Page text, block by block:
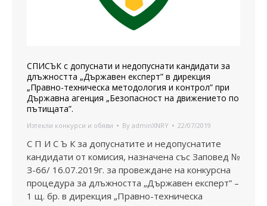
СПИСЪК с допуснати и недопуснати кандидати за
длъжността „Държавен експерт” в дирекция
„Правно-техническа методология и контрол” при
Държавна агенция „Безопасност на движението по
пътищата”.
Изтекли конкурси и обяви By adminXNRY 22/07/2019
С П И С Ъ К за допуснатите и недопуснатите
кандидати от комисия, назначена със Заповед №
З-66/ 16.07.2019г. за провеждане на конкурсна
процедура за длъжността „Държавен експерт” –
1 щ. бр. в дирекция „Правно-техническа